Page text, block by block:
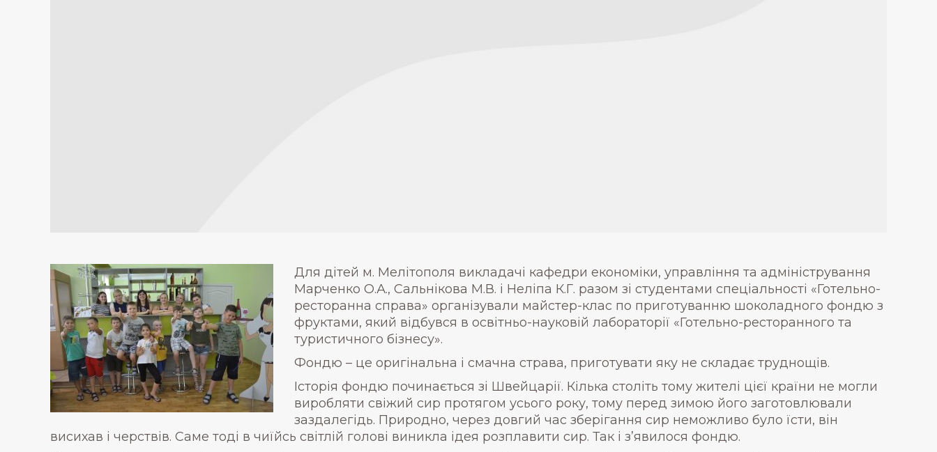
Для дітей м. Мелітополя викладачі кафедри економіки, управління та адміністрування
Марченко О.А., Сальнікова М.В. і Неліпа К.Г. разом зі студентами спеціальності «Готельно-
ресторанна справа» організували майстер-клас по приготуванню шоколадного фондю з
фруктами, який відбувся в освітньо-науковій лабораторії «Готельно-ресторанного та
туристичного бізнесу».
Фондю – це оригінальна і смачна страва, приготувати яку не складає труднощів.
Історія фондю починається зі Швейцарії. Кілька століть тому жителі цієї країни не могли
виробляти свіжий сир протягом усього року, тому перед зимою його заготовлювали
заздалегідь. Природно, через довгий час зберігання сир неможливо було їсти, він
висихав і черствів. Саме тоді в чиїйсь світлій голові виникла ідея розплавити сир. Так і з’явилося фондю.